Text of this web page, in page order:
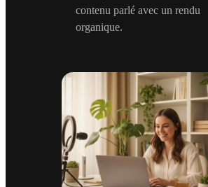
contenu parlé avec un rendu
organique.